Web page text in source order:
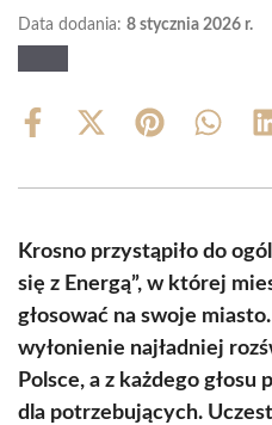
Data dodania: 8 stycznia 2026 r.
Share
Share
(Twitter)
Share Share
Krosno przystąpiło do
się z Energą”, w której
głosować na swoje
wyłonienie najładniej
Polsce, a z każdego
dla potrzebujących.